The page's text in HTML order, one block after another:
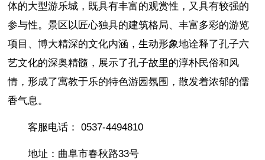
体的大型游乐城，既具有丰富的观赏性，又具有较强的
参与性。景区以匠心独具的建筑格局、丰富多彩的游览
项目、博大精深的文化内涵，生动形象地诠释了孔子六
艺文化的深奥精髓，展示了孔子故里的淳朴民俗和风
情，形成了寓教于乐的特色游园氛围，散发着浓郁的儒
香气息。
客服电话： 0537-4494810
地址：曲阜市春秋路33号